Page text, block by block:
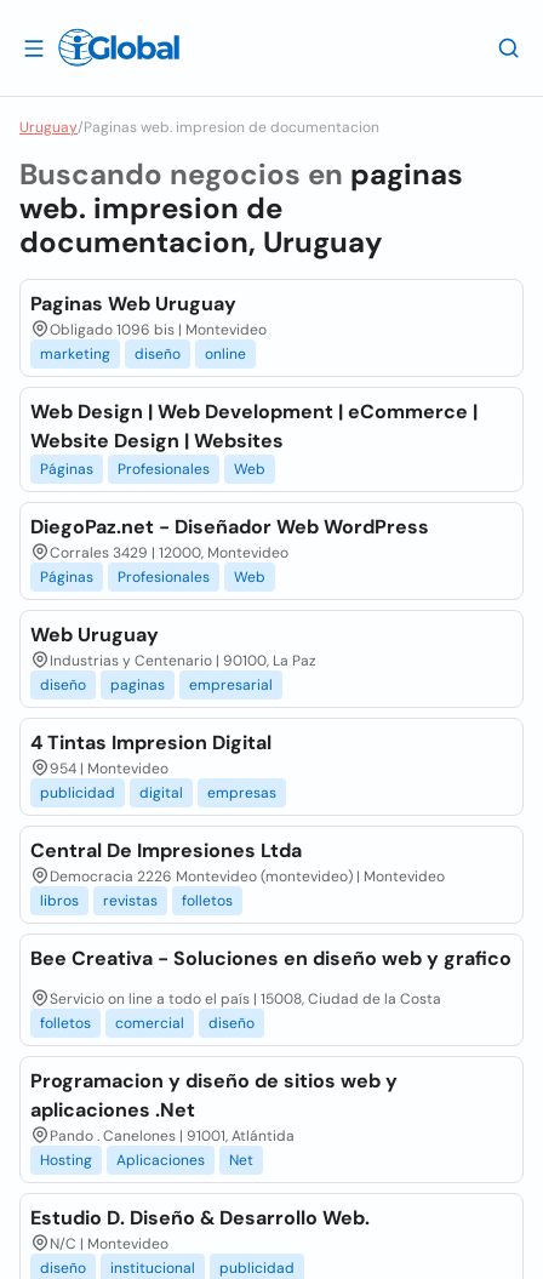
Uruguay/Paginas web. impresion de documentacion
Buscando negocios en paginas
web. impresion de
documentacion, Uruguay
Paginas Web Uruguay
Obligado 1096 bis | Montevideo
marketing
diseño online
Web Design | Web Development | eCommerce |
Website Design | Websites
Páginas Profesionales Web
DiegoPaz.net - Diseñador Web WordPress
Corrales 3429 | 12000, Montevideo
Páginas
Profesionales Web
Web Uruguay
Industrias y Centenario | 90100, La Paz
diseño
paginas empresarial
4 Tintas Impresion Digital
954 | Montevideo
publicidad
digital empresas
Central De Impresiones Ltda
Democracia 2226 Montevideo (montevideo) | Montevideo
libros
revistas folletos
Bee Creativa - Soluciones en diseño web y grafico
Servicio on line a todo el país | 15008, Ciudad de la Costa
folletos
comercial diseño
Programacion y diseño de sitios web y
aplicaciones .Net
Pando . Canelones | 91001, Atlántida
Hosting
Aplicaciones Net
Estudio D. Diseño & Desarrollo Web.
N/C | Montevideo
diseño
institucional publicidad